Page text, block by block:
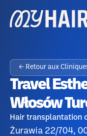
← Retour aux
Travel
Włosów
Hair transplantation
Żurawia 22/704,